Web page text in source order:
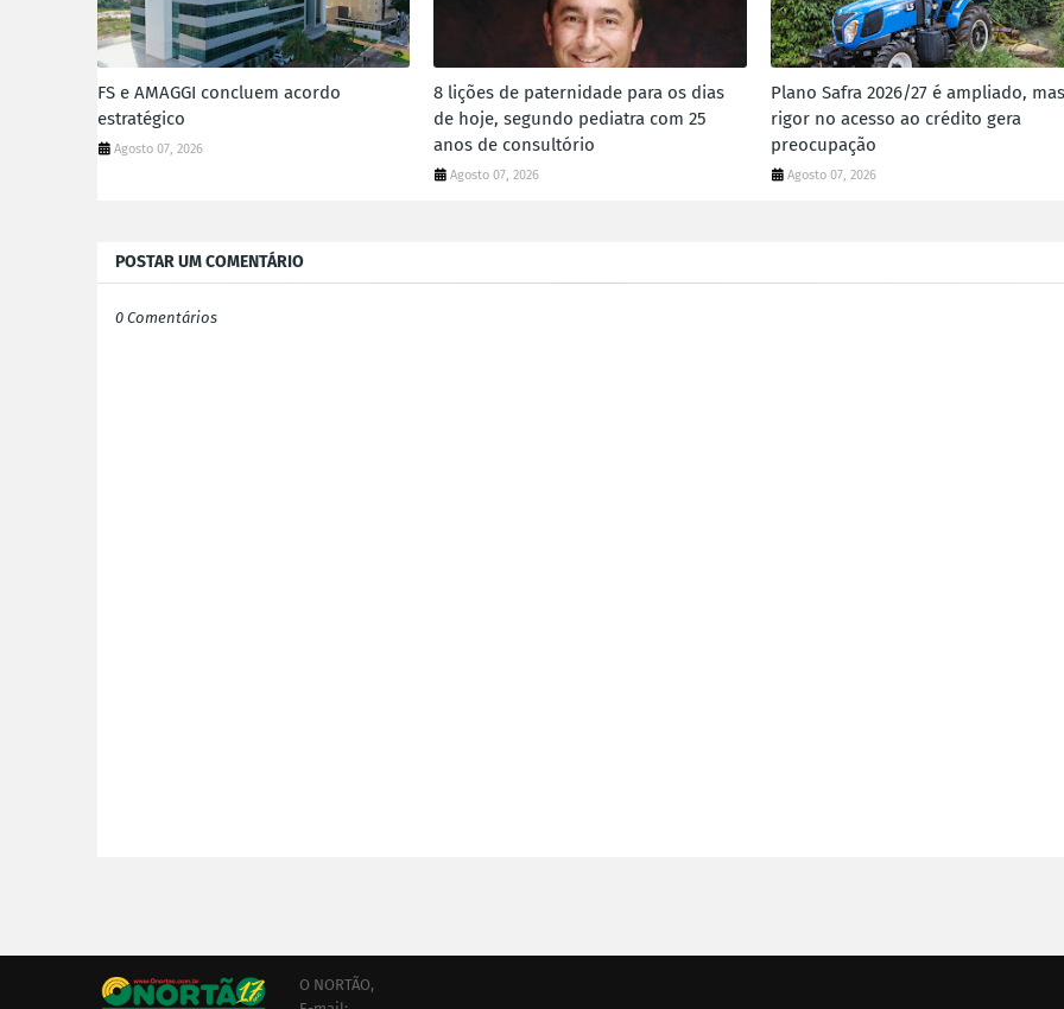
FS e AMAGGI concluem acordo
estratégico
Agosto 07, 2026
8 lições de paternidade para os dias
de hoje, segundo pediatra com 25
anos de consultório
Agosto 07, 2026
Plano Safra 2026/27 é ampliado, mas
rigor no acesso ao crédito gera
preocupação
Agosto 07, 2026
POSTAR UM COMENTÁRIO
0 Comentários
O NORTÃO,